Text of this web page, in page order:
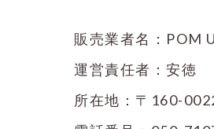
販売業者名：POM
運営責任者：安徳
所在地：〒160-